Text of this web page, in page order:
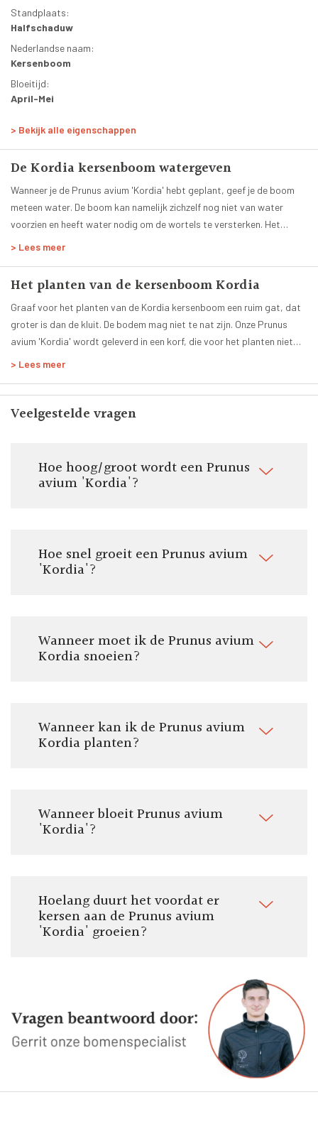
kiezen om ook deze takken te verwijderen. Bemest de Kordia
kersenboom gelijk na het snoeien.
Standplaats:
Halfschaduw
Nederlandse naam:
Kersenboom
Bloeitijd:
April-Mei
Lichtroze Wit
Groen
Groenblijvend:
Nee
Planttijd:
Leeftijd:
8 jaar
Smaak:
Zoet
Zelfbestuivend:
Ja
110 - 130 cm
Totale hoogte:
230 - 280 cm
Pluktijd:
> Bekijk alle eigenschappen
De Kordia kersenboom watergeven
Wanneer je de Prunus avium 'Kordia' hebt geplant, geef je de boom
meteen water. De boom kan namelijk zichzelf nog niet van water
voorzien en heeft water nodig om de wortels te versterken. Het
stam van de Kordia kersen boom gieten. Geef echter geen water aan
de Prunus avium 'Kordia' wanneer het vriest.
> Lees meer
Het planten van de kersenboom Kordia
Graaf voor het planten van de Kordia kersenboom een ruim gat, dat
groter is dan de kluit. De bodem mag niet te nat zijn. Onze Prunus
avium 'Kordia' wordt geleverd in een korf, die voor het planten niet
bodemverbeteraar, die jouw kersenboom Kordia van een goede start
voorziet. Ook kan je jonge kersenbomen het best van boompalen en
> Lees meer
Veelgestelde vragen
Hoe hoog/groot wordt een Prunus
avium 'Kordia'?
Hoe snel groeit een Prunus avium
'Kordia'?
Wanneer moet ik de Prunus avium
Kordia snoeien?
Wanneer kan ik de Prunus avium
Kordia planten?
Wanneer bloeit Prunus avium
'Kordia'?
Hoelang duurt het voordat er
kersen aan de Prunus avium
'Kordia' groeien?